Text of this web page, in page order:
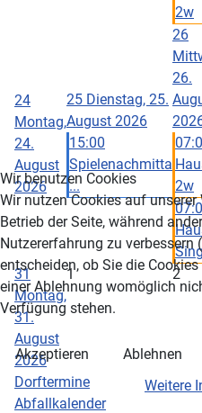
2w
24
Montag,
24.
August
2026
25 Dienstag, 25.
August 2026
15:00
Spielenachmitta
...
26
26.
2w
31
Montag,
31.
August
2026
1 2
Dorftermine
Abfallkalender
Wir benutzen Cookies
Wir nutzen Cookies auf
Betrieb der Seite, während
Nutzererfahrung zu
entscheiden, ob Sie die
einer Ablehnung womöglich
Verfügung stehen.
Akzeptieren
Ablehnen
Weitere